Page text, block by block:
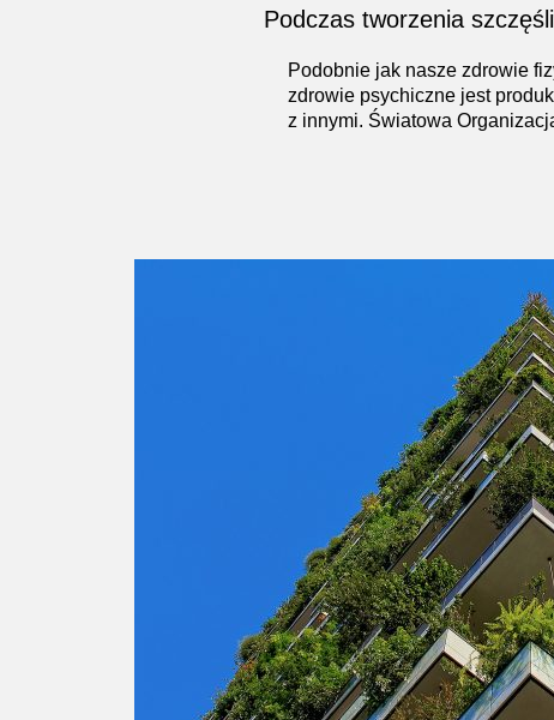
Podczas tworzenia
Podobnie jak nasze zdrowie
zdrowie psychiczne jest
z innymi. Światowa